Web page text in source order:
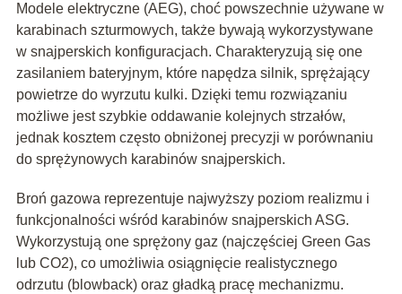
Modele elektryczne (AEG), choć powszechnie używane w
karabinach szturmowych, także bywają wykorzystywane
w snajperskich konfiguracjach. Charakteryzują się one
zasilaniem bateryjnym, które napędza silnik, sprężający
powietrze do wyrzutu kulki. Dzięki temu rozwiązaniu
możliwe jest szybkie oddawanie kolejnych strzałów,
jednak kosztem często obniżonej precyzji w porównaniu
do sprężynowych karabinów snajperskich.
Broń gazowa reprezentuje najwyższy poziom realizmu i
funkcjonalności wśród karabinów snajperskich ASG.
Wykorzystują one sprężony gaz (najczęściej Green Gas
lub CO2), co umożliwia osiągnięcie realistycznego
odrzutu (blowback) oraz gładką pracę mechanizmu.